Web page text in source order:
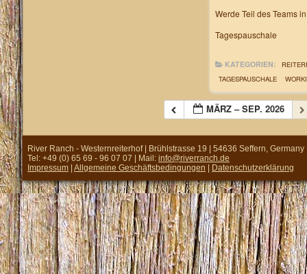
Werde Teil des Teams
Tagespauschale
KATEGORIEN:
TAGESPAUSCHALE
MÄRZ – SEP. 2026
River Ranch - Westernreiterhof | Brühlstrasse 19 | 54636 Seffern, Germany
Tel: +49 (0) 65 69 - 96 07 07 | Mail: info@riverranch.de
Impressum Allgemeine Geschäftsbedingungen Datenschutzerklärung